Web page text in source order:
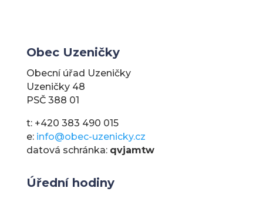
Obec Uzeničky
Obecní úřad Uzeničky
Uzeničky 48
PSČ 388 01
t: +420 383 490 015
e: info@obec-uzenicky.cz
datová schránka: qvjamtw
Úřední hodiny